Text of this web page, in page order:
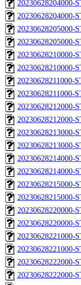
20230628204000-
20230628204000-
20230628205000-
20230628205000-
20230628210000-
20230628210000-
20230628211000-
20230628211000-
20230628212000-
20230628212000-
20230628213000-
20230628213000-
20230628214000-
20230628214000-
20230628215000-
20230628215000-
20230628220000-
20230628220000-
20230628221000-
20230628221000-
20230628222000-
20230628222000-